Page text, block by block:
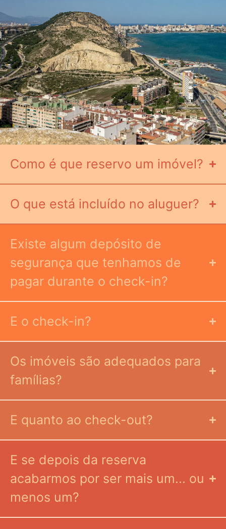
Como é que reservo um imóvel?
O que está incluído no aluguer?
Existe algum depósito de
segurança que tenhamos de
pagar durante o check-in?
E o check-in?
Os imóveis são adequados para
famílias?
E quanto ao check-out?
E se depois da reserva
acabarmos por ser mais um... ou
menos um?